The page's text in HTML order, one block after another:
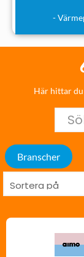
-
Här hittar
Branscher